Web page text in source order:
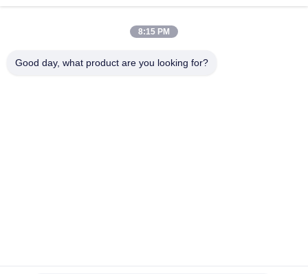
Fabrieksreis
Kwaliteitscontrole
Contacteer Ons
8:15 PM
Good day, what product are you looking for?